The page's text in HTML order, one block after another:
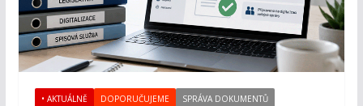
• AKTUÁLNĚ DOPORUČUJEME SPRÁVA DOKUMENTŮ